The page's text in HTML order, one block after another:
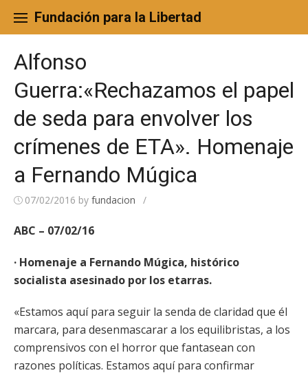
content
Fundación para la Libertad
Alfonso
Guerra:«Rechazamos el papel
de seda para envolver los
crímenes de ETA». Homenaje
a Fernando Múgica
07/02/2016 by fundacion /
ABC – 07/02/16
· Homenaje a Fernando Múgica, histórico
socialista asesinado por los etarras.
«Estamos aquí para seguir la senda de claridad que él
marcara, para desenmascarar a los equilibristas, a los
comprensivos con el horror que fantasean con
razones políticas. Estamos aquí para confirmar